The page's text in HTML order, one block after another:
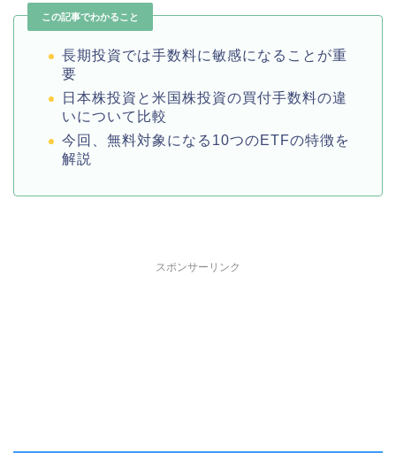
この記事でわかること
長期投資では手数料に敏感になることが重
要
日本株投資と米国株投資の買付手数料の違
いについて比較
今回、無料対象になる10つのETFの特徴を
解説
スポンサーリンク